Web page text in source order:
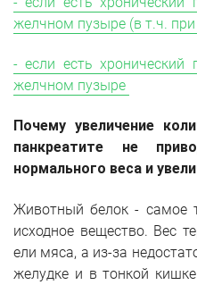
желчном пузыре (в т.ч.
- если есть хронический
желчном пузыре
Почему увеличение
панкреатите не
нормального веса и
Животный белок - самое
исходное вещество. Вес
ели мяса, а из-за
желудке и в тонкой